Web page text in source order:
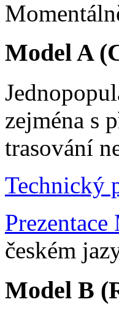
Model A
zejména s
trasování
Technický
českém
Model B